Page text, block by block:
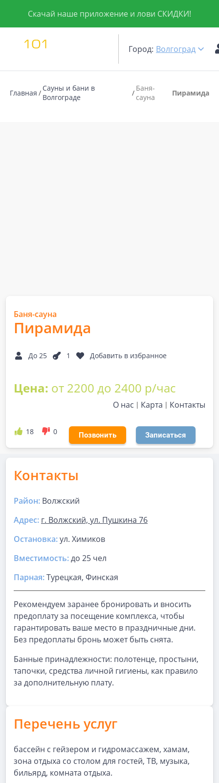
Скачай наше приложение и лови СКИДКИ!
Город: Волгоград
Главная
Сауны и бани в
Волгограде
Баня-
сауна
Пирамида
Баня-сауна
Пирамида
До 25 1 Добавить в избранное
Цена: от 2200 до 2400 р/час
О нас Карта Контакты
18 0 Позвонить Записаться
Контакты
Район: Волжский
Адрес: г. Волжский, ул. Пушкина 76
Остановка:ул. Химиков
Вместимость:до 25 чел
Парная:Турецкая, Финская
Рекомендуем заранее бронировать и вносить
предоплату за посещение комплекса, чтобы
гарантировать ваше место в праздничные дни.
Без предоплаты бронь может быть снята.
Банные принадлежности: полотенце, простыни,
тапочки, средства личной гигиены, как правило
за дополнительную плату.
Перечень услуг
бассейн с гейзером и гидромассажем, хамам,
зона отдыха со столом для гостей, ТВ, музыка,
бильярд, комната отдыха.